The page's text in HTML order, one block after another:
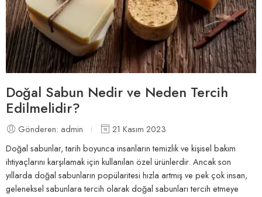
Doğal Sabun Nedir ve Neden Tercih
Edilmelidir?
Gönderen: admin
21 Kasım 2023
Doğal sabunlar, tarih boyunca insanların temizlik ve kişisel bakım
ihtiyaçlarını karşılamak için kullanılan özel ürünlerdir. Ancak son
yıllarda doğal sabunların popülaritesi hızla artmış ve pek çok insan,
geleneksel sabunlara tercih olarak doğal sabunları tercih etmeye